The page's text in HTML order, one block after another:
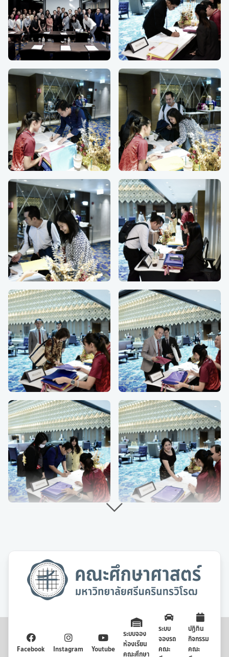
Facebook Instagram Youtube
ระบบจอง
ห้องเรียน
คณะศึกษา
ระบบ
จองรถ
คณะ
ปฏิทิน
กิจกรรม
คณะ